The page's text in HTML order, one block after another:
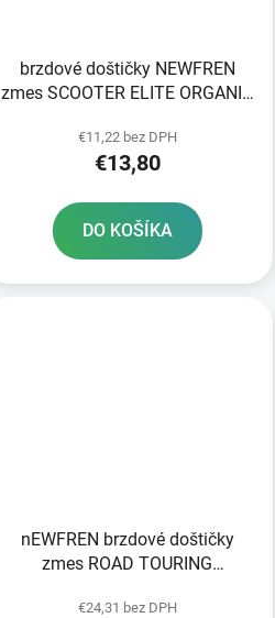
brzdové doštičky NEWFREN
zmes SCOOTER ELITE ORGANIC
€11,22 bez DPH
€13,80
DO KOŠÍKA
nEWFREN brzdové doštičky
zmes ROAD TOURING
€24,31 bez DPH